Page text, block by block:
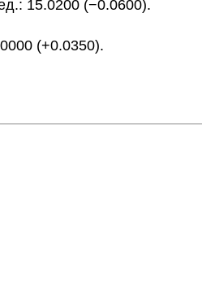
15.0200 (−0.0600).
(+0.0350).